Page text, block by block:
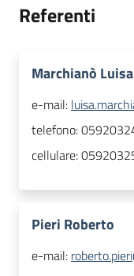
Referenti
Marchianò Luisa
e-mail:
telefono:
cellulare:
Pieri Roberto
e-mail: